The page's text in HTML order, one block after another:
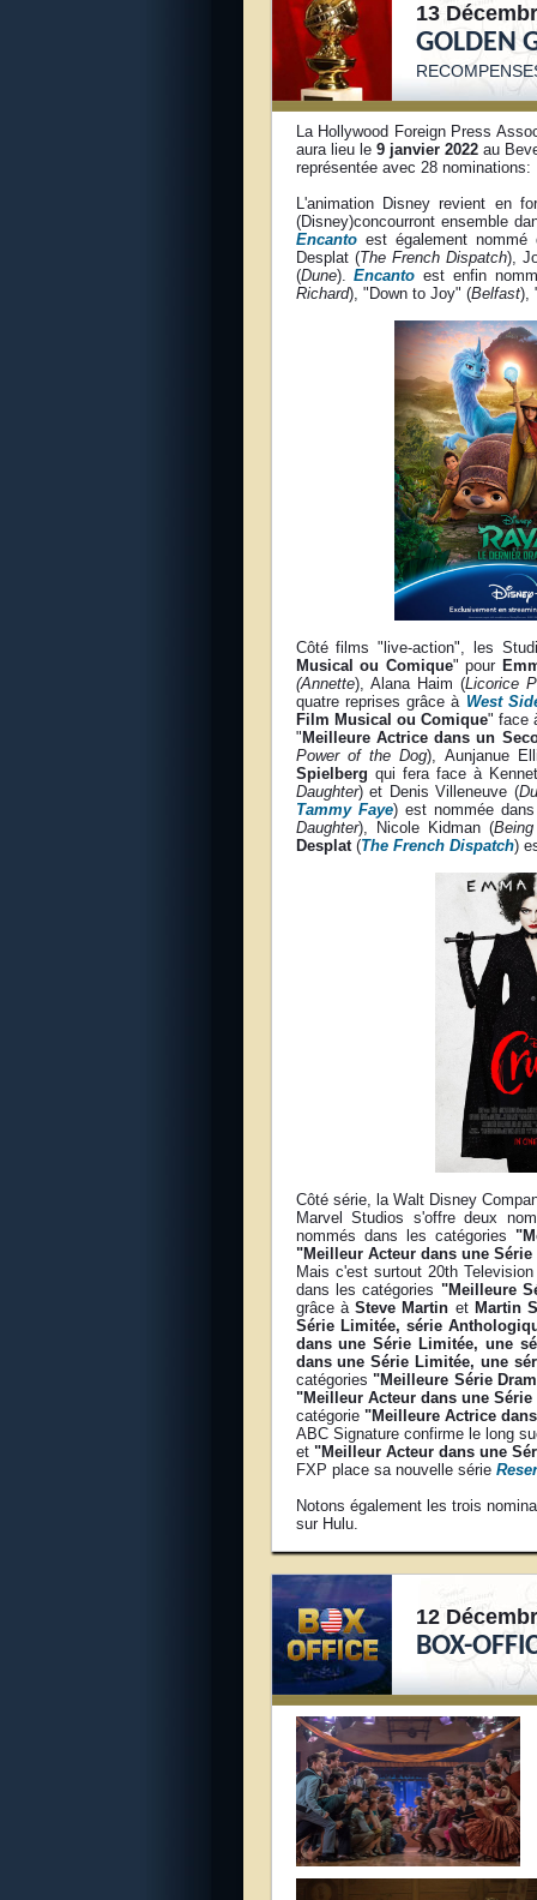
13
GOLDEN
La Hollywood Foreign Press
aura lieu le 9 janvier 2022au
représentée avec 28 nominations:
L'animation Disney revient en
(Disney)concourront ensemble
Encantoest également nommé
Desplat (The French Dispatch),
(Dune).Encanto est enfin
Richard), "Down to Joy" (Belfast),
Côté films "live-action", les
Musical ou Comique" pour
(Annette), Alana Haim (Licorice
quatre reprises grâce à West
Film Musical ou Comique" face
" Meilleure Actrice dans un
Power of the Dog), Aunjanue
Spielberg qui fera face à
Daughter) et Denis Villeneuve (
Tammy Faye) est nommée
Daughter), Nicole Kidman (
Desplat(The French Dispatch)
Côté série, la Walt Disney
Marvel Studios s'offre deux
nommés dans les catégories
"Meilleur Acteur dans une
Mais c'est surtout 20th
dans les catégories "Meilleure
grâce à Steve Martin et Martin
Série Limitée, série
dans une Série Limitée, une
dans une Série Limitée, une
catégories"Meilleure Série
"Meilleur Acteur dans une
catégorie "Meilleure Actrice
ABC Signature confirme le long
et"Meilleur Acteur dans une
FXP place sa nouvelle série
Notons également les trois
sur Hulu.
12
BOX-